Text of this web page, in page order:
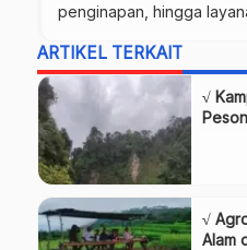
penginapan, hingga
ARTIKEL TERKAIT
√
√
Alam